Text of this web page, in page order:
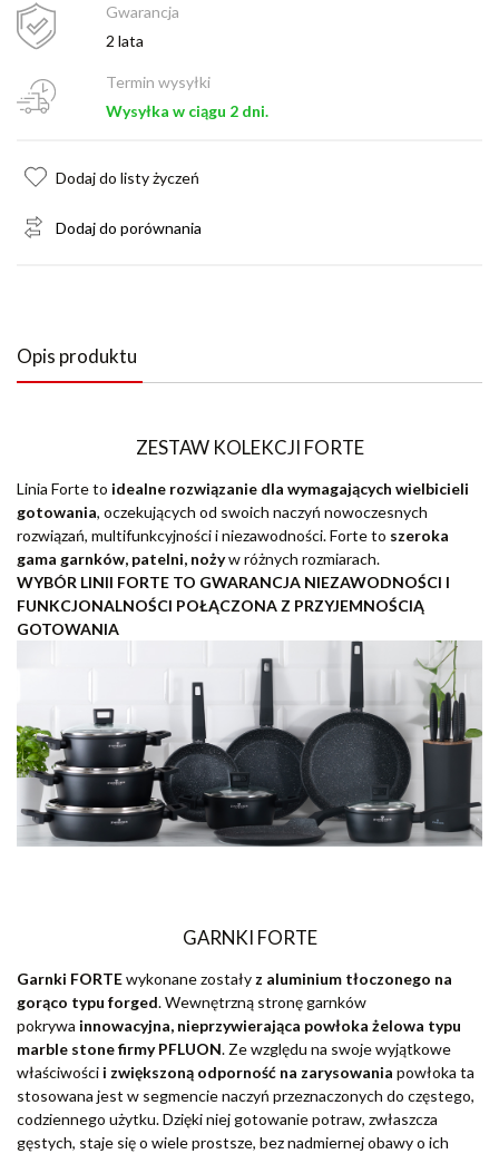
Gwarancja
2 lata
Termin wysyłki
Wysyłka w ciągu 2 dni.
Dodaj do listy życzeń
Dodaj do porównania
Opis produktu
ZESTAW KOLEKCJI FORTE
Linia Forte to idealne rozwiązanie dla wymagających wielbicieli
gotowania, oczekujących od swoich naczyń nowoczesnych
rozwiązań, multifunkcyjności i niezawodności. Forte to szeroka
gama garnków, patelni, nożyw różnych rozmiarach.
WYBÓR LINII FORTE TO GWARANCJA NIEZAWODNOŚCI I
FUNKCJONALNOŚCI POŁĄCZONA Z PRZYJEMNOŚCIĄ
GOTOWANIA
GARNKI FORTE
Garnki FORTEwykonane zostały z aluminium tłoczonego na
gorąco typu forged. Wewnętrzną stronę garnków
pokrywa innowacyjna, nieprzywierająca powłoka żelowa typu
marble stone firmy PFLUON. Ze względu na swoje wyjątkowe
właściwości i zwiększoną odporność na zarysowania powłoka ta
stosowana jest w segmencie naczyń przeznaczonych do częstego,
codziennego użytku. Dzięki niej gotowanie potraw, zwłaszcza
gęstych, staje się o wiele prostsze, bez nadmiernej obawy o ich